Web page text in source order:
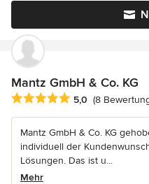
Mantz GmbH & Co. KG
Durchschnittliche
5,0 (8
Mantz GmbH & Co. KG
individuell der
Lösungen. Das ist u...
Mehr